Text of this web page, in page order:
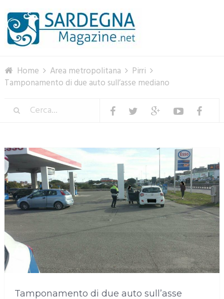
Home Area metropolitana
Pirri
Tamponamento di due auto sull’asse mediano
Tamponamento di due auto sull’asse